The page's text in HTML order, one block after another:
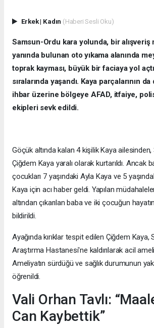
Erkek| Kadın (Haberi Sesli Oku)
Samsun-Ordu kara yolunda, bir
yanında bulunan oto yıkama alanında
toprak kayması, büyük bir faciaya yol
sıralarında yaşandı. Kaya parçalarının
ihbar üzerine bölgeye AFAD, itfaiye,
ekipleri sevk edildi.
Göçük altında kalan 4 kişilik Kaya ailesinden,
Çiğdem Kaya yaralı olarak kurtarıldı. Ancak
çocukları 7 yaşındaki Ayla Kaya ve 5
Kaya için acı haber geldi. Yapılan
altından çıkarılan baba ve iki çocuğun
bildirildi.
Ayağında kırıklar tespit edilen Çiğdem
Araştırma Hastanesi'ne kaldırılarak acil
Ameliyatın sürdüğü ve sağlık durumunun
öğrenildi.
Vali Orhan Tavlı:
Can Kaybettik”